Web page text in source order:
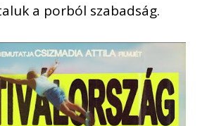
a porból szabadság.